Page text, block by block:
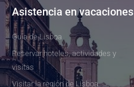
Asistencia en vacaciones
Guía de Lisboa
Reservar hoteles, actividades y
visitas
Visitar la región de Lisboa